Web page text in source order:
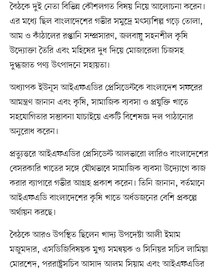
বৈঠকে দুই নেতা বিভিন্ন কৌশলগত বিষয় নিয়ে আলোচনা করেন।
এর মধ্যে ছিল বাংলাদেশের গভীর সমুদ্রে মৎস্যশিল্প গড়ে তোলা,
আম ও কাঁঠালের রপ্তানি সম্প্রসারণ, জলবায়ু সহনশীল কৃষি
উদ্যোক্তা তৈরি এবং মহিষের দুধ দিয়ে মোজারেলা চিজসহ
দুগ্ধজাত পণ্য উৎপাদনে সহায়তা।
অধ্যাপক ইউনূস আইএফএডির প্রেসিডেন্টকে বাংলাদেশ সফরের
আমন্ত্রণ জানান এবং কৃষি, সামাজিক ব্যবসা ও প্রযুক্তি খাতে
সহযোগিতার সম্ভাবনা যাচাইয়ে একটি বিশেষজ্ঞ দল পাঠানোর
অনুরোধ করেন।
প্রত্যুত্তরে আইএফএডির প্রেসিডেন্ট আলভারো লারিও বাংলাদেশের
বেসরকারি খাতের সঙ্গে যৌথভাবে সামাজিক ব্যবসা উদ্যোগে কাজ
করার ব্যাপারে গভীর আগ্রহ প্রকাশ করেন। তিনি জানান, বর্তমানে
আইএফএডি বাংলাদেশের কৃষি খাতে অর্ধডজনের বেশি প্রকল্পে
অর্থায়ন করছে।
বৈঠকে আরও উপস্থিত ছিলেন খাদ্য উপদেষ্টা আলী ইমাম
মজুমদার, এসডিজিবিষয়ক মুখ্য সমন্বয়ক ও সিনিয়র সচিব লামিয়া
মোরশেদ, পররাষ্ট্রসচিব আসাদ আলম সিয়াম এবং আইএফএডির